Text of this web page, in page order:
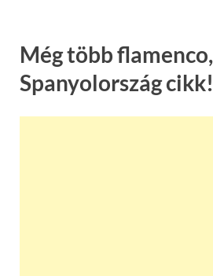
Még több flamenco,
Spanyolország cikk!